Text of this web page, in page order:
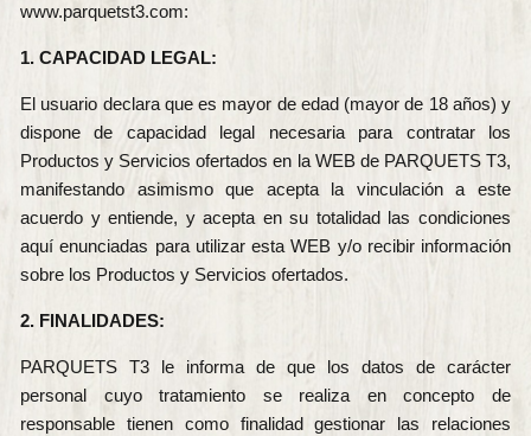
www.parquetst3.com:
1. CAPACIDAD LEGAL:
El usuario declara que es mayor de edad (mayor de 18 años) y
dispone de capacidad legal necesaria para contratar los
Productos y Servicios ofertados en la WEB de PARQUETS T3,
manifestando asimismo que acepta la vinculación a este
acuerdo y entiende, y acepta en su totalidad las condiciones
aquí enunciadas para utilizar esta WEB y/o recibir información
sobre los Productos y Servicios ofertados.
2. FINALIDADES:
PARQUETS T3 le informa de que los datos de carácter
personal cuyo tratamiento se realiza en concepto de
responsable tienen como finalidad gestionar las relaciones